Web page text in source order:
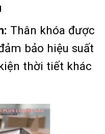
Thân khóa được
bảo hiệu suất
thời tiết khác